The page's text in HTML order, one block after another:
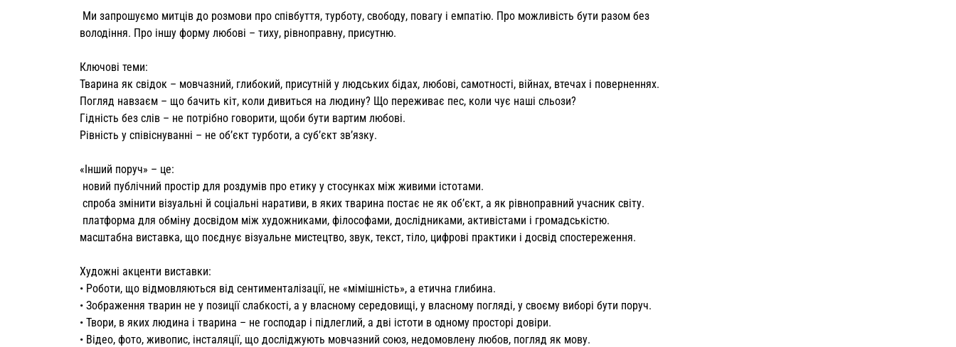
Ми запрошуємо митців до розмови про співбуття, турботу, свободу, повагу і емпатію. Про можливість бути разом без
володіння. Про іншу форму любові – тиху, рівноправну, присутню.
Ключові теми:
Тварина як свідок – мовчазний, глибокий, присутній у людських бідах, любові, самотності, війнах, втечах і поверненнях.
Погляд навзаєм – що бачить кіт, коли дивиться на людину? Що переживає пес, коли чує наші сльози?
Гідність без слів – не потрібно говорити, щоби бути вартим любові.
Рівність у співіснуванні – не об’єкт турботи, а суб’єкт зв’язку.
«Інший поруч» – це:
новий публічний простір для роздумів про етику у стосунках між живими істотами.
спроба змінити візуальні й соціальні наративи, в яких тварина постає не як обʼєкт, а як рівноправний учасник світу.
платформа для обміну досвідом між художниками, філософами, дослідниками, активістами і громадськістю.
масштабна виставка, що поєднує візуальне мистецтво, звук, текст, тіло, цифрові практики і досвід спостереження.
Художні акценти виставки:
• Роботи, що відмовляються від сентименталізації, не «мімішність», а етична глибина.
• Зображення тварин не у позиції слабкості, а у власному середовищі, у власному погляді, у своєму виборі бути поруч.
• Твори, в яких людина і тварина – не господар і підлеглий, а дві істоти в одному просторі довіри.
• Відео, фото, живопис, інсталяції, що досліджують мовчазний союз, недомовлену любов, погляд як мову.